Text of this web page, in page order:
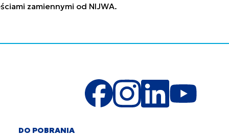
zamiennymi od NIJWA.
DO POBRANIA